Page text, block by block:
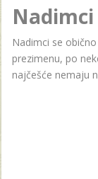
Nadimci se
prezimenu, po
najčešće nemaju